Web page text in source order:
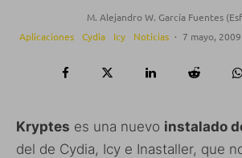
M. Alejandro W. García Fuentes
Aplicaciones
Cydia Icy Noticias · 7 mayo, 2009
Kryptes es una nuevo instalado
del de Cydia, Icy e Inastaller, que